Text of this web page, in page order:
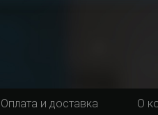
Оплата и доставка О